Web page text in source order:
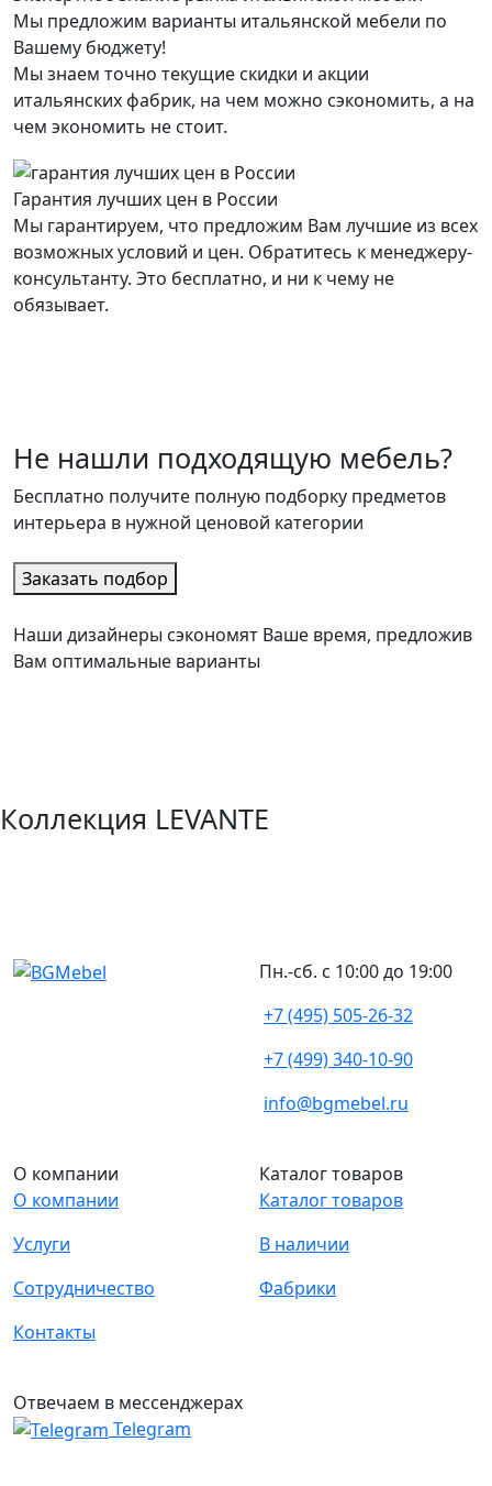
Мы предложим варианты итальянской мебели по
Вашему бюджету!
Мы знаем точно текущие скидки и акции
итальянских фабрик, на чем можно сэкономить, а на
чем экономить не стоит.
Гарантия лучших цен в России
Мы гарантируем, что предложим Вам лучшие из всех
возможных условий и цен. Обратитесь к менеджеру-
консультанту. Это бесплатно, и ни к чему не
обязывает.
Не нашли подходящую мебель?
Бесплатно получите полную подборку предметов
интерьера в нужной ценовой категории
Заказать подбор
Наши дизайнеры сэкономят Ваше время, предложив
Вам оптимальные варианты
Коллекция LEVANTE
Пн.-сб. с 10:00 до 19:00
+7 (495) 505-26-32
+7 (499) 340-10-90
info@bgmebel.ru
О компании
О компании
Услуги
Сотрудничество
Контакты
Каталог товаров
Каталог товаров
В наличии
Фабрики
Отвечаем в мессенджерах
Telegram